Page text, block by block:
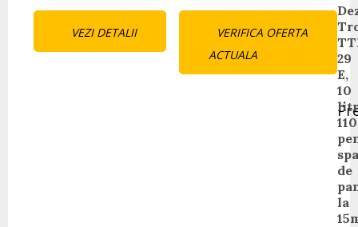
VEZI DETALII
VERIFICA OFERTA
ACTUALA
Continue
Reading
29
E,
10
de
la